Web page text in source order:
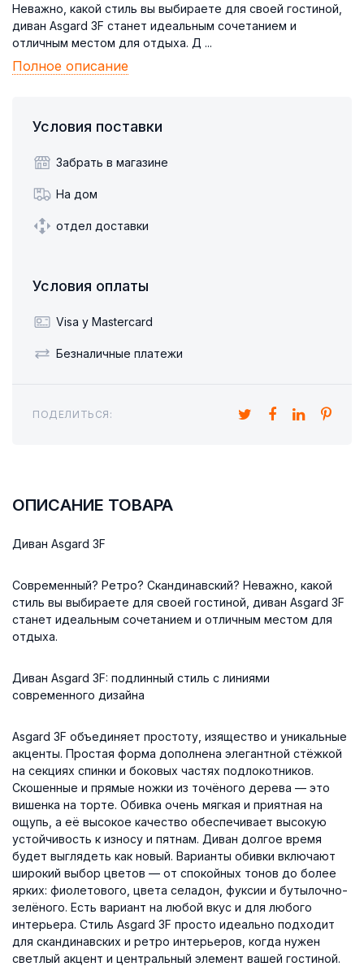
Неважно, какой стиль вы выбираете для своей гостиной,
диван Asgard 3F станет идеальным сочетанием и
отличным местом для отдыха. Д ...
Полное описание
Условия поставки
Забрать в магазине
На дом
отдел доставки
Условия оплаты
Visa y Mastercard
Безналичные платежи
ПОДЕЛИТЬСЯ:
ОПИСАНИЕ ТОВАРА
Диван Asgard 3F
Современный? Ретро? Скандинавский? Неважно, какой
стиль вы выбираете для своей гостиной, диван Asgard 3F
станет идеальным сочетанием и отличным местом для
отдыха.
Диван Asgard 3F: подлинный стиль с линиями
современного дизайна
Asgard 3F объединяет простоту, изящество и уникальные
акценты. Простая форма дополнена элегантной стёжкой
на секциях спинки и боковых частях подлокотников.
Скошенные и прямые ножки из точёного дерева — это
вишенка на торте. Обивка очень мягкая и приятная на
ощупь, а её высокое качество обеспечивает высокую
устойчивость к износу и пятнам. Диван долгое время
будет выглядеть как новый. Варианты обивки включают
широкий выбор цветов — от спокойных тонов до более
ярких: фиолетового, цвета селадон, фуксии и бутылочно-
зелёного. Есть вариант на любой вкус и для любого
интерьера. Стиль Asgard 3F просто идеально подходит
для скандинавских и ретро интерьеров, когда нужен
светлый акцент и центральный элемент вашей гостиной.